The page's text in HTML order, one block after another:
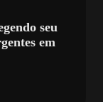
seu
em